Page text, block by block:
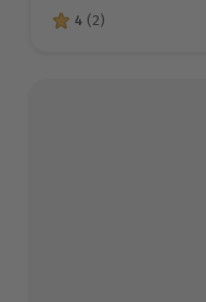
4 von 5 Sternen
4 (2)